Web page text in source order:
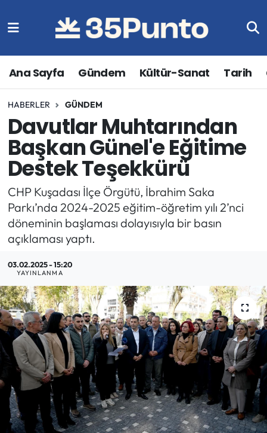
Ana Sayfa Gündem Kültür-Sanat Tarih
HABERLER GÜNDEM
Davutlar Muhtarından
Başkan Günel'e Eğitime
Destek Teşekkürü
CHP Kuşadası İlçe Örgütü, İbrahim Saka
Parkı’nda 2024-2025 eğitim-öğretim yılı 2’nci
döneminin başlaması dolayısıyla bir basın
açıklaması yaptı.
03.02.2025 - 15:20
YAYINLANMA